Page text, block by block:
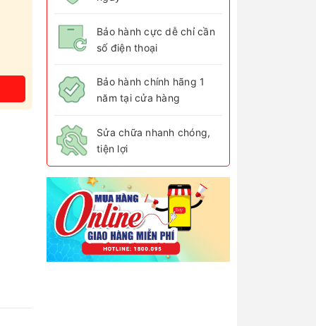
Bảo hành cực dễ chỉ cần
số điện thoại
Bảo hành chính hãng 1
năm tại cửa hàng
Sửa chữa nhanh chóng,
tiện lợi